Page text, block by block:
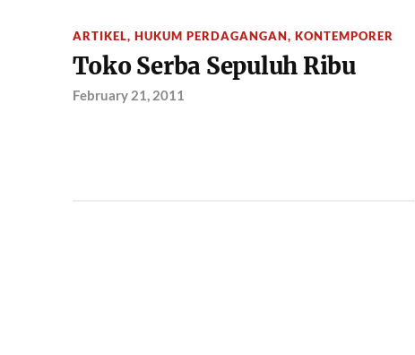
ARTIKEL, HUKUM PERDAGANGAN, KONTEMPORER
Toko Serba Sepuluh Ribu
February 21, 2011